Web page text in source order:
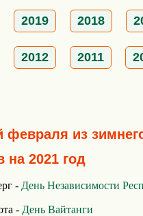
2019 2018
2012 2011
февраля из
на 2021 год
- День Независимости
- День Вайтанги